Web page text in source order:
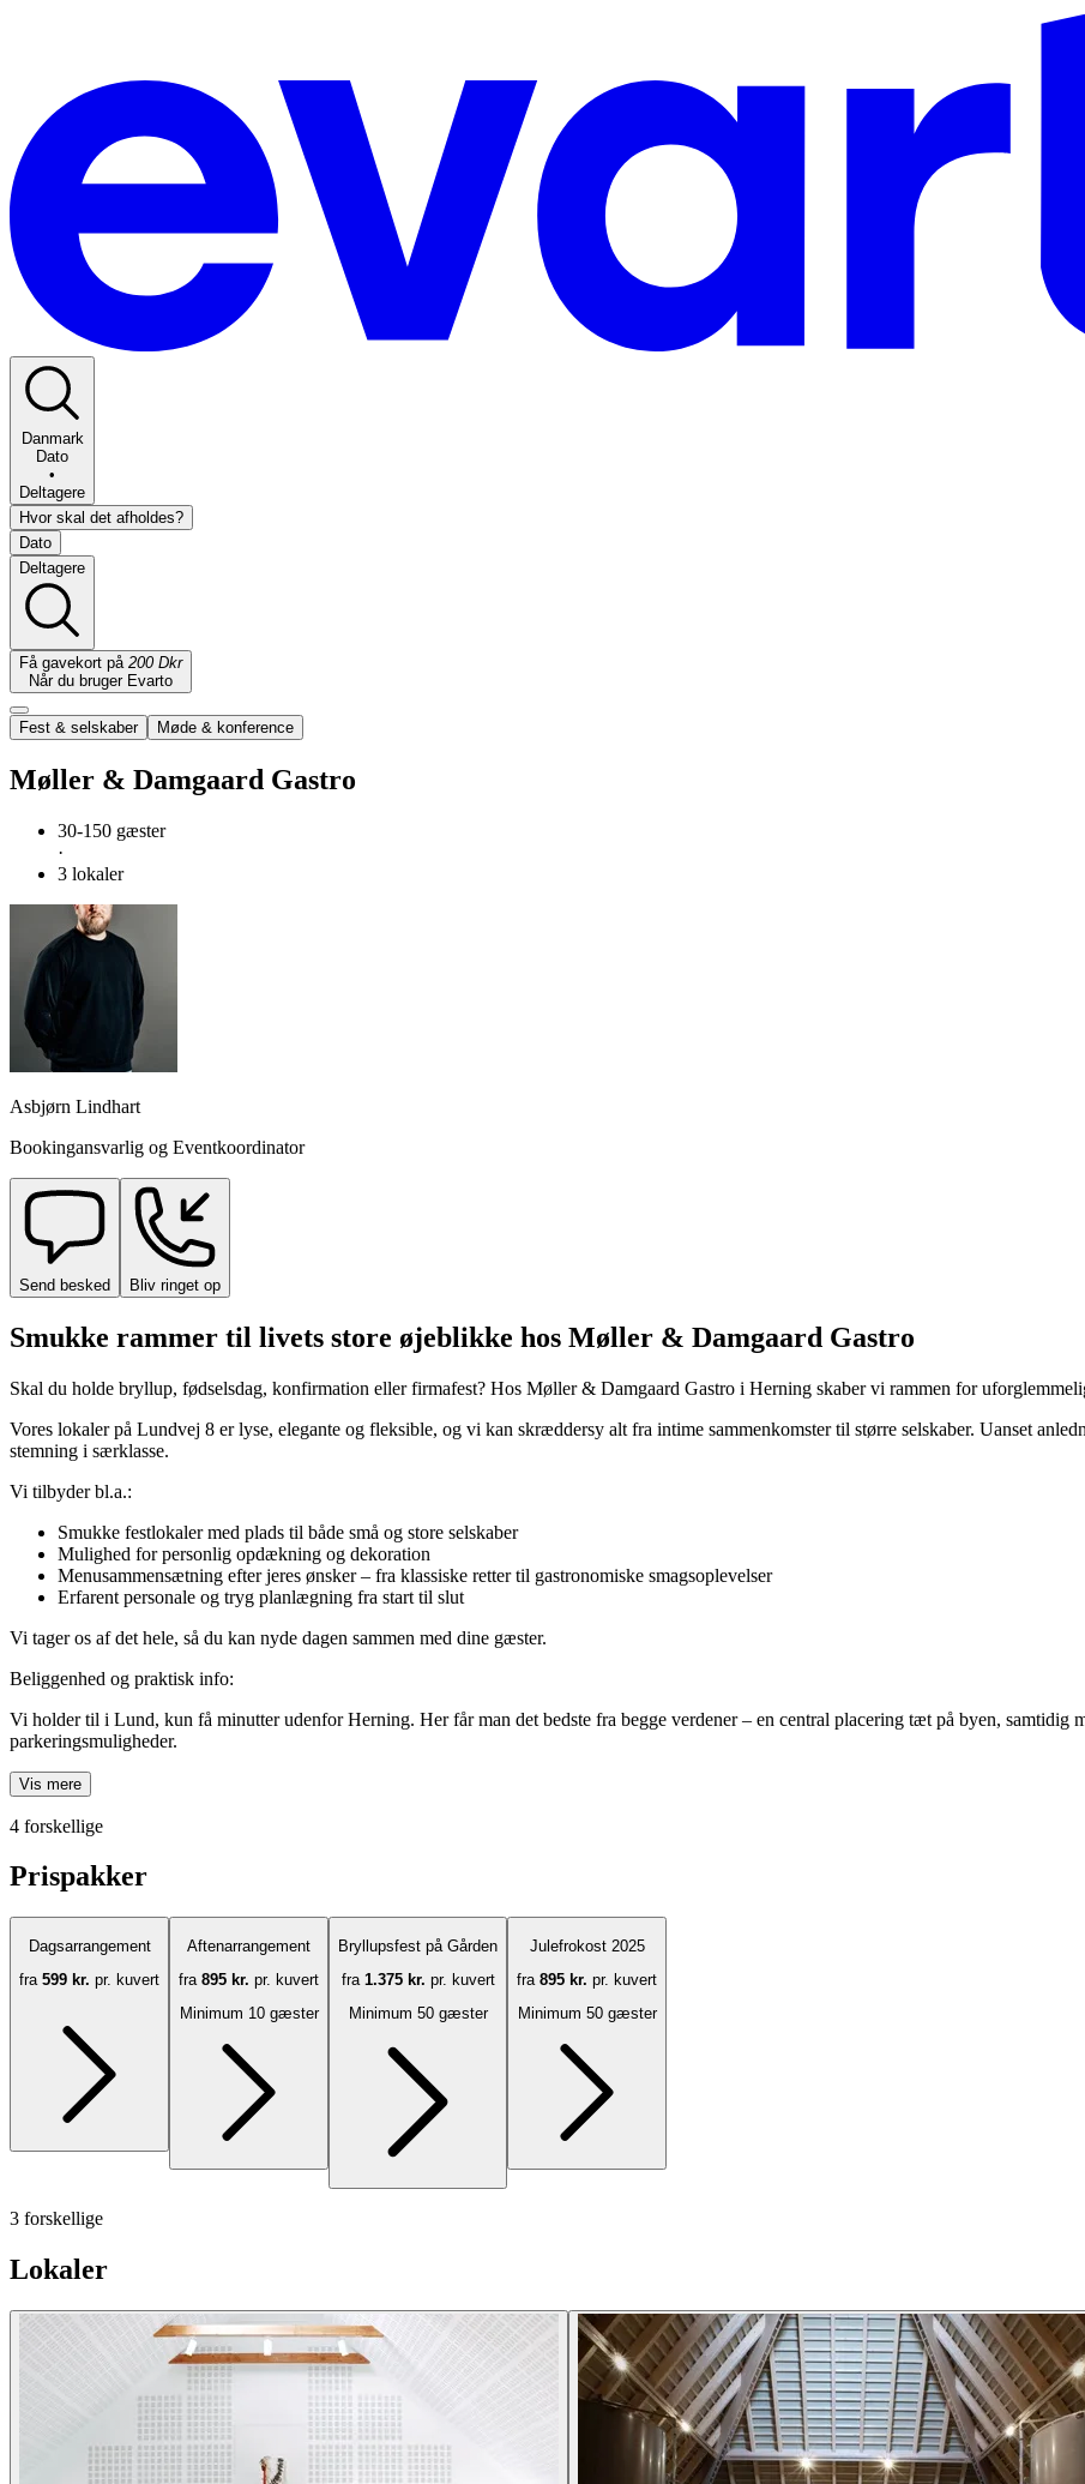
Danmark
Dato
•
Deltagere
Hvor skal det afholdes?
Dato
Deltagere
Få gavekort på 200 Dkr
Når du bruger Evarto
Fest & selskaber Møde & konference
Møller & Damgaard Gastro
30-150 gæster
·
3 lokaler
Asbjørn Lindhart
Bookingansvarlig og Eventkoordinator
Send besked Bliv ringet op
Smukke rammer til livets store øjeblikke hos Møller & Damgaard Gastro
Skal du holde bryllup, fødselsdag, konfirmation eller firmafest? Hos Møller & Damgaard Gastro i Herning skaber vi rammen for
Vores lokaler på Lundvej 8 er lyse, elegante og fleksible, og vi kan skræddersy alt fra intime sammenkomster til større selskaber. Uanset
stemning i særklasse.
Vi tilbyder bl.a.:
Smukke festlokaler med plads til både små og store selskaber
Mulighed for personlig opdækning og dekoration
Menusammensætning efter jeres ønsker – fra klassiske retter til gastronomiske smagsoplevelser
Erfarent personale og tryg planlægning fra start til slut
Vi tager os af det hele, så du kan nyde dagen sammen med dine gæster.
Beliggenhed og praktisk info:
Vi holder til i Lund, kun få minutter udenfor Herning. Her får man det bedste fra begge verdener – en central placering tæt på byen, samtidig
parkeringsmuligheder.
Vis mere
4 forskellige
Prispakker
Dagsarrangement
fra 599 kr. pr. kuvert
Aftenarrangement
fra 895 kr. pr. kuvert
Minimum 10 gæster
Bryllupsfest på Gården
fra 1.375 kr. pr. kuvert
Minimum 50 gæster
Julefrokost 2025
fra 895 kr. pr. kuvert
Minimum 50 gæster
3 forskellige
Lokaler